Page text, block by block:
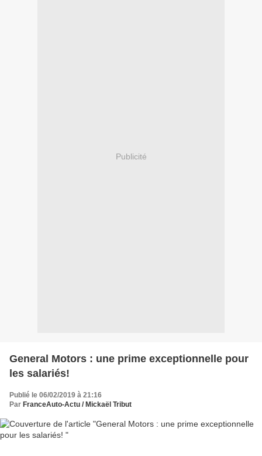
Publicité
General Motors : une prime exceptionnelle pour
les salariés!
Publié le 06/02/2019 à 21:16
Par FranceAuto-Actu / Mickaël Tribut